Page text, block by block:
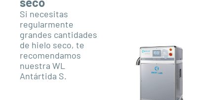
Si necesitas
regularmente
grandes cantidades
de hielo seco, te
recomendamos
nuestra WL
Antártida S.